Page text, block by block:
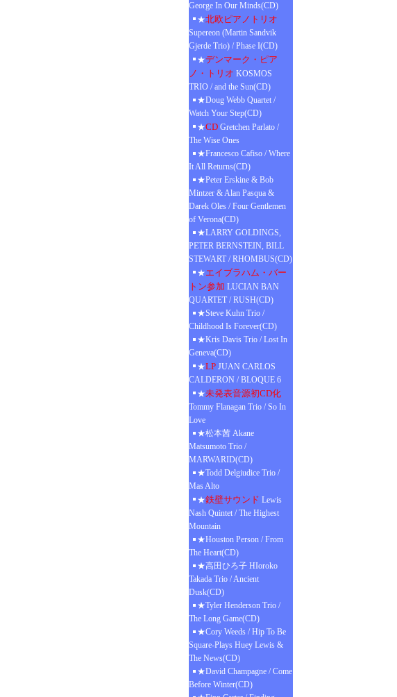
George In Our Minds(CD)
★北欧ピアノトリオ
Supereon (Martin Sandvik
Gjerde Trio) / Phase I(CD)
★デンマーク・ピア
ノ・トリオ KOSMOS
TRIO / and the Sun(CD)
★Doug Webb Quartet /
Watch Your Step(CD)
★CD Gretchen Parlato /
The Wise Ones
★Francesco Cafiso / Where
It All Returns(CD)
★Peter Erskine & Bob
Mintzer & Alan Pasqua &
Darek Oles / Four Gentlemen
of Verona(CD)
★LARRY GOLDINGS,
PETER BERNSTEIN, BILL
STEWART / RHOMBUS(CD)
★エイブラハム・バー
トン参加 LUCIAN BAN
QUARTET / RUSH(CD)
★Steve Kuhn Trio /
Childhood Is Forever(CD)
★Kris Davis Trio / Lost In
Geneva(CD)
★LP JUAN CARLOS
CALDERON / BLOQUE 6
★未発表音源初CD化
Tommy Flanagan Trio / So In
Love
★松本茜 Akane
Matsumoto Trio /
MARWARID(CD)
★Todd Delgiudice Trio /
Mas Alto
★鉄壁サウンド Lewis
Nash Quintet / The Highest
Mountain
★Houston Person / From
The Heart(CD)
★高田ひろ子 HIoroko
Takada Trio / Ancient
Dusk(CD)
★Tyler Henderson Trio /
The Long Game(CD)
★Cory Weeds / Hip To Be
Square-Plays Huey Lewis &
The News(CD)
★David Champagne / Come
Before Winter(CD)